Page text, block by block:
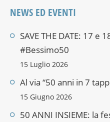
NEWS ED EVENTI
SAVE THE DATE: 17 e
#Bessimo50
15 Luglio 2026
Al via “50 anni in 7
15 Giugno 2026
50 ANNI INSIEME: la